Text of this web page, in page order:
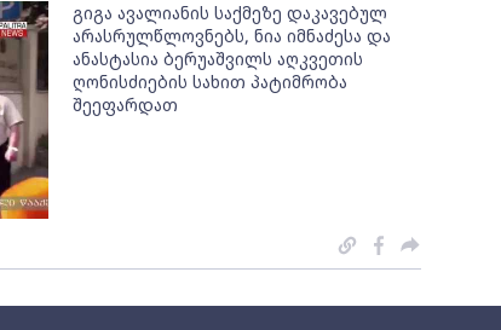
გიგა ავალიანის საქმეზე დაკავებულ
არასრულწლოვნებს, ნია იმნაძესა და
ანასტასია ბერუაშვილს აღკვეთის
ღონისძიების სახით პატიმრობა
შეეფარდათ